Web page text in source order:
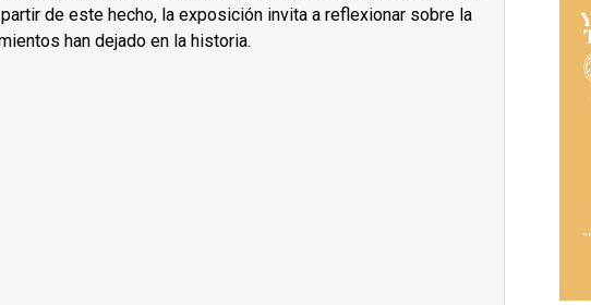
de este hecho, la exposición invita a reflexionar sobre la
han dejado en la historia.